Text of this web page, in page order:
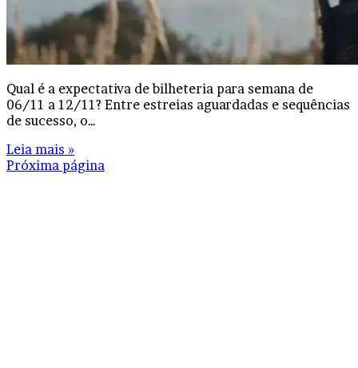
Qual é a expectativa de bilheteria para semana de
06/11 a 12/11? Entre estreias aguardadas e sequências
de sucesso, o…
Leia mais »
Próxima página